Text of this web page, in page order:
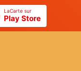
LaCarte sur
Play Store